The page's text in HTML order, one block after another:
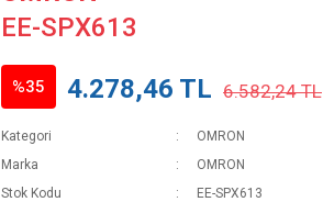
EE-SPX613
%35 4.278,46 TL 6.582,24 TL
Kategori
OMRON
Marka
OMRON
Stok Kodu
EE-SPX613